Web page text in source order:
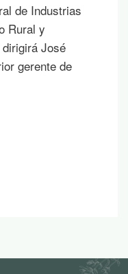
de Industrias
Rural y
José
gerente de